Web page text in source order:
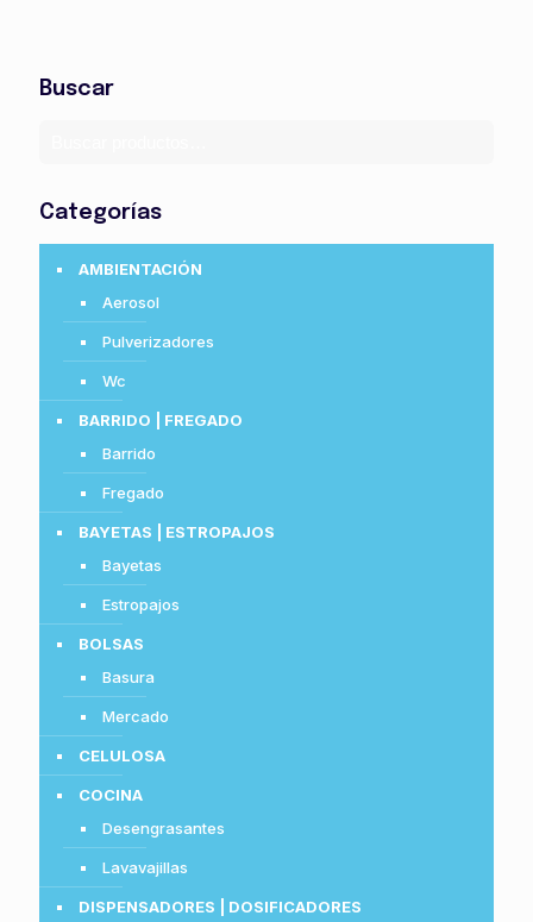
Buscar
Categorías
AMBIENTACIÓN
Aerosol
Pulverizadores
Wc
BARRIDO | FREGADO
Barrido
Fregado
BAYETAS | ESTROPAJOS
Bayetas
Estropajos
BOLSAS
Basura
Mercado
CELULOSA
COCINA
Desengrasantes
Lavavajillas
DISPENSADORES | DOSIFICADORES